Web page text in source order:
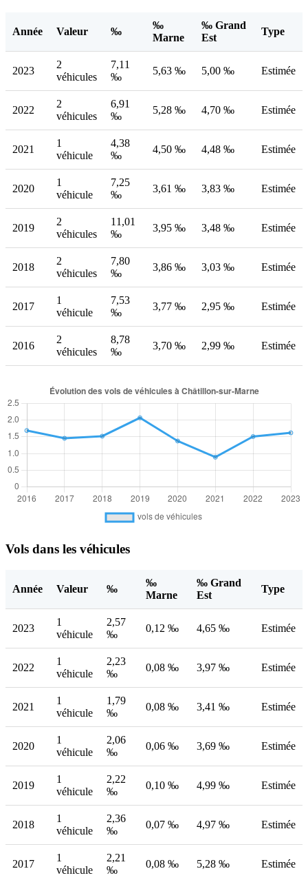
Année Valeur ‰
‰
Marne
‰ Grand
Est
Type
2023
2
véhicules
7,11
‰
5,63 ‰ 5,00 ‰ Estimée
2022
2
véhicules
6,91
‰
5,28 ‰ 4,70 ‰ Estimée
2021
1
véhicule
4,38
‰
4,50 ‰ 4,48 ‰ Estimée
2020
1
véhicule
7,25
‰
3,61 ‰ 3,83 ‰ Estimée
2019
2
véhicules
11,01
‰
3,95 ‰ 3,48 ‰ Estimée
2018
2
véhicules
7,80
‰
3,86 ‰ 3,03 ‰ Estimée
2017
1
véhicule
7,53
‰
3,77 ‰ 2,95 ‰ Estimée
2016
2
véhicules
8,78
‰
3,70 ‰ 2,99 ‰ Estimée
Vols dans les véhicules
Année Valeur ‰
‰
Marne
‰ Grand
Est
Type
2023
1
véhicule
2,57
‰
0,12 ‰ 4,65 ‰ Estimée
2022
1
véhicule
2,23
‰
0,08 ‰ 3,97 ‰ Estimée
2021
1
véhicule
1,79
‰
0,08 ‰ 3,41 ‰ Estimée
2020
1
véhicule
2,06
‰
0,06 ‰ 3,69 ‰ Estimée
2019
1
véhicule
2,22
‰
0,10 ‰ 4,99 ‰ Estimée
2018
1
véhicule
2,36
‰
0,07 ‰ 4,97 ‰ Estimée
2017
1
véhicule
2,21
‰
0,08 ‰ 5,28 ‰ Estimée